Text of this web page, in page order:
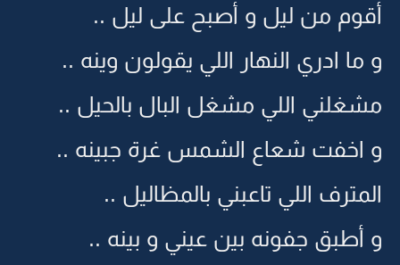
أقوم من ليل و أصبح على ليل ..
و ما ادري النهار اللي يقولون وينه ..
مشغلني اللي مشغل البال بالحيل ..
و اخفت شعاع الشمس غرة جبينه ..
المترف اللي تاعبني بالمظاليل ..
و أطبق جفونه بين عيني و بينه ..